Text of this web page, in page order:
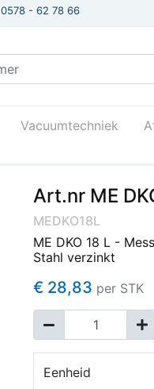
0578 - 62 78 66
Vacuumtechniek
Art.nr ME
MEDKO18L
ME DKO 18 L -
Stahl verzinkt
€ 28,83 per STK
Eenheid